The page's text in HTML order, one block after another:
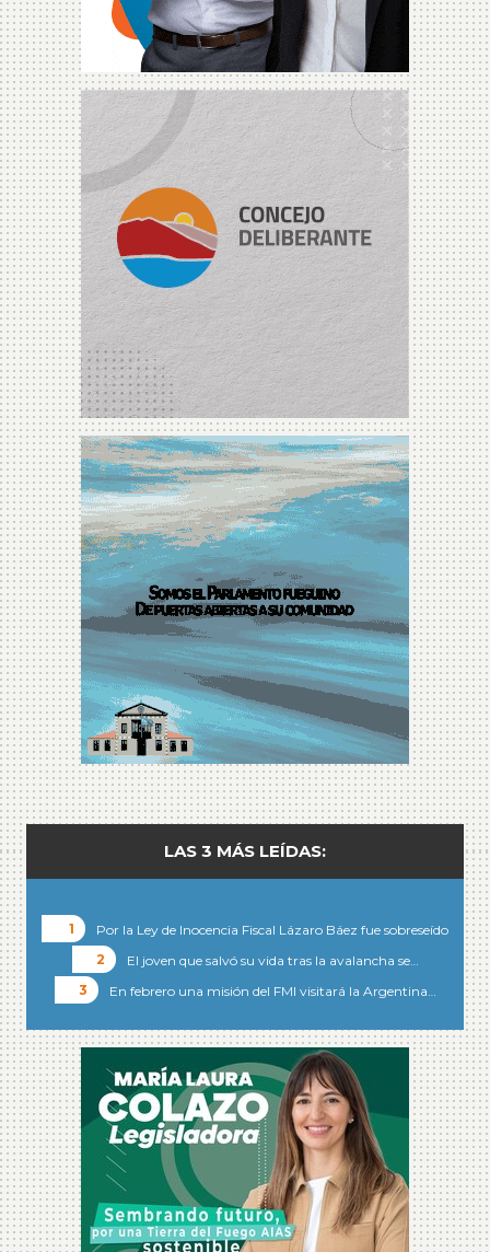
LAS 3 MÁS LEÍDAS:
Por la Ley de Inocencia Fiscal Lázaro Báez fue sobreseído
El joven que salvó su vida tras la avalancha se…
En febrero una misión del FMI visitará la Argentina…